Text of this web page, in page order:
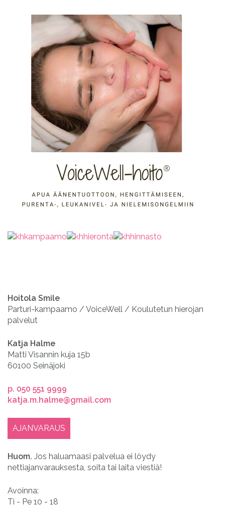
Hoitola Smile
Parturi-kampaamo / VoiceWell / Koulutetun hierojan
palvelut
Katja Halme
Matti Visannin kuja 15b
60100 Seinäjoki
p. 050 551 9999
katja.m.halme@gmail.com
AJANVARAUS
Huom. Jos haluamaasi palvelua ei löydy
nettiajanvarauksesta, soita tai laita viestiä!
Avoinna:
Ti - Pe 10 - 18